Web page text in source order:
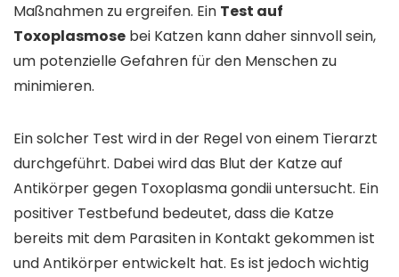
Maßnahmen zu ergreifen. Ein Test auf
Toxoplasmose bei Katzen kann daher sinnvoll sein,
um potenzielle Gefahren für den Menschen zu
minimieren.
Ein solcher Test wird in der Regel von einem Tierarzt
durchgeführt. Dabei wird das Blut der Katze auf
Antikörper gegen Toxoplasma gondii untersucht. Ein
positiver Testbefund bedeutet, dass die Katze
bereits mit dem Parasiten in Kontakt gekommen ist
und Antikörper entwickelt hat. Es ist jedoch wichtig